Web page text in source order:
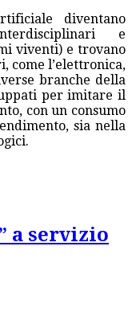
diventano
e
viventi) e trovano
come l’elettronica,
branche della
per imitare il
con un consumo
sia nella
a servizio